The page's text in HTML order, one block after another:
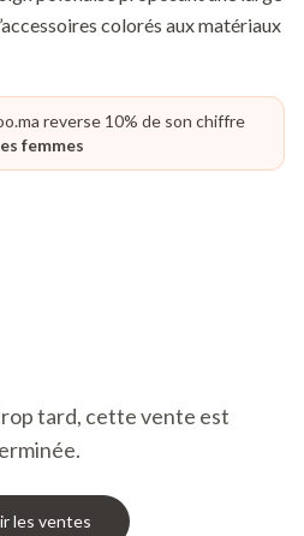
colorés aux matériaux
reverse 10% de son chiffre
femmes
tard, cette vente est
les ventes